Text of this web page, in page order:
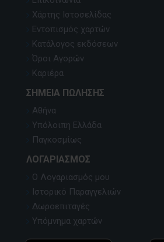
Χάρτης Ιστοσελίδας
Εντοπισμός χαρτών
Κατάλογος εκδόσεων
Όροι Αγορών
Καριέρα
ΣΗΜΕΊΑ ΠΏΛΗΣΗΣ
Αθήνα
Υπόλοιπη Ελλάδα
Παγκοσμίως
ΛΟΓΑΡΙΑΣΜΌΣ
Ο Λογαριασμός μου
Ιστορικό Παραγγελιών
Δωροεπιταγές
Υπόμνημα χαρτών